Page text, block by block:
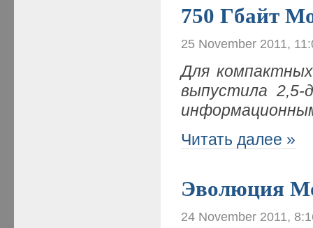
750 Гбайт
25 November 2011,
Для
выпустила 2,5-
Читать далее »
Эволюция
24 November 2011,